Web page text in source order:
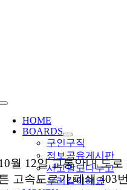
Toggle
Navigation
HOME
BOARDS
구인구직
정보공유게시판
사고팔고나누고
우리같이해요
월 12일 교통안내 도
고속도로가 폐쇄 403